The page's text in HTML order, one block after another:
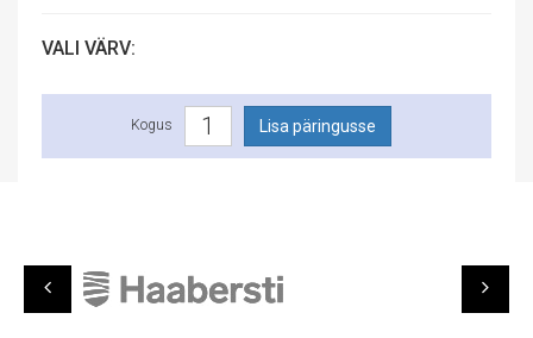
VALI VÄRV:
Kogus